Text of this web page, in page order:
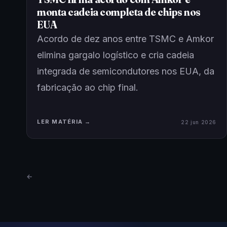
monta cadeia completa de chips nos
EUA
Acordo de dez anos entre TSMC e Amkor
elimina gargalo logístico e cria cadeia
integrada de semicondutores nos EUA, da
fabricação ao chip final.
LER MATÉRIA → 22 jun 2026
←